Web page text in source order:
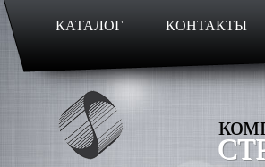
КАТАЛОГ КОНТАКТЫ